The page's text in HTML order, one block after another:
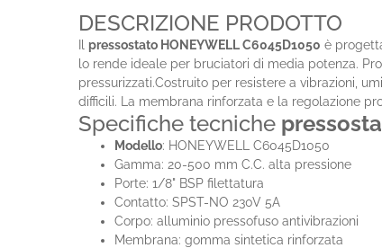
DESCRIZIONE PRODOTTO
Ilpressostato HONEYWELL C6045D1050 è
lo rende ideale per bruciatori di media potenza.
pressurizzati.Costruito per resistere a vibrazioni,
difficili. La membrana rinforzata e la regolazione
Specifiche tecniche
Modello: HONEYWELL C6045D1050
Gamma: 20-500 mm C.C. alta pressione
Porte: 1/8" BSP filettatura
Contatto: SPST-NO 230V 5A
Corpo: alluminio pressofuso antivibrazioni
Membrana: gomma sintetica rinforzata